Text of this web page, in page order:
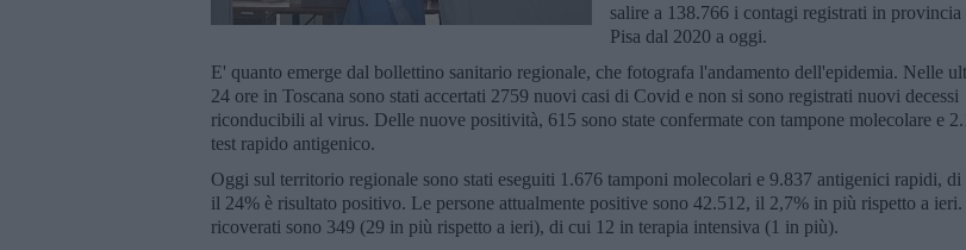
salire a 138.766 i contagi registrati in provincia
Pisa dal 2020 a oggi.
E' quanto emerge dal bollettino sanitario regionale, che fotografa l'andamento dell'epidemia. Nelle
24 ore in Toscana sono stati accertati 2759 nuovi casi di Covid e non si sono registrati nuovi decessi
riconducibili al virus. Delle nuove positività, 615 sono state confermate con tampone molecolare e
test rapido antigenico.
Oggi sul territorio regionale sono stati eseguiti 1.676 tamponi molecolari e 9.837 antigenici rapidi, di
il 24% è risultato positivo. Le persone attualmente positive sono 42.512, il 2,7% in più rispetto a ieri.
ricoverati sono 349 (29 in più rispetto a ieri), di cui 12 in terapia intensiva (1 in più).